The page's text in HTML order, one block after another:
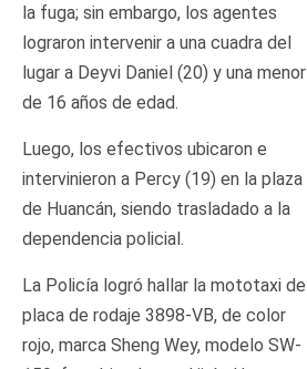
la fuga; sin embargo, los agentes
lograron intervenir a una cuadra del
lugar a Deyvi Daniel (20) y una menor
de 16 años de edad.
Luego, los efectivos ubicaron e
intervinieron a Percy (19) en la plaza
de Huancán, siendo trasladado a la
dependencia policial.
La Policía logró hallar la mototaxi de
placa de rodaje 3898-VB, de color
rojo, marca Sheng Wey, modelo SW-